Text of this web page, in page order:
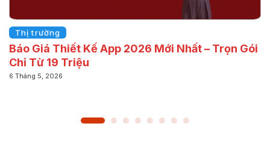
Thị trường
Báo Giá Thiết Kế App 2026 Mới Nhất – Trọn Gói
Chỉ Từ 19 Triệu
6 Tháng 5, 2026